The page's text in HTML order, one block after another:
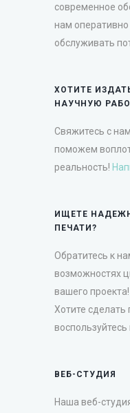
современное
нам
обслуживать
ХОТИТЕ
НАУЧНУЮ
Свяжитесь с
поможем
реальность!
ИЩЕТЕ
ПЕЧАТИ?
Обратитесь к
возможностях
вашего проекта!
Хотите сделать
ВЕБ-СТУДИЯ
Наша веб-